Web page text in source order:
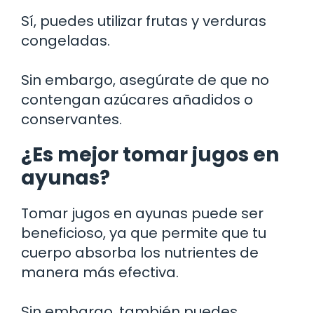
Sí, puedes utilizar frutas y verduras
congeladas.
Sin embargo, asegúrate de que no
contengan azúcares añadidos o
conservantes.
¿Es mejor tomar jugos en
ayunas?
Tomar jugos en ayunas puede ser
beneficioso, ya que permite que tu
cuerpo absorba los nutrientes de
manera más efectiva.